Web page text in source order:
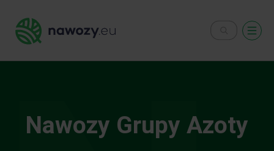
Nawozy Grupy Azoty